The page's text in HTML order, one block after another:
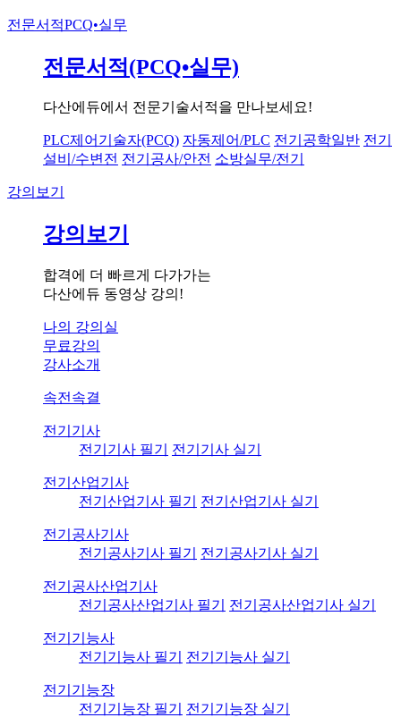
전문서적PCQ•실무
전문서적(PCQ•실무)
다산에듀에서 전문기술서적을 만나보세요!
PLC제어기술자(PCQ) 자동제어/PLC 전기공학일반 전기
설비/수변전 전기공사/안전 소방실무/전기
강의보기
강의보기
합격에 더 빠르게 다가가는
다산에듀 동영상 강의!
나의 강의실
무료강의
강사소개
속전속결
전기기사
전기기사 필기
전기기사 실기
전기산업기사
전기산업기사 필기
전기산업기사 실기
전기공사기사
전기공사기사 필기
전기공사기사 실기
전기공사산업기사
전기공사산업기사 필기
전기공사산업기사 실기
전기기능사
전기기능사 필기
전기기능사 실기
전기기능장
전기기능장 필기
전기기능장 실기